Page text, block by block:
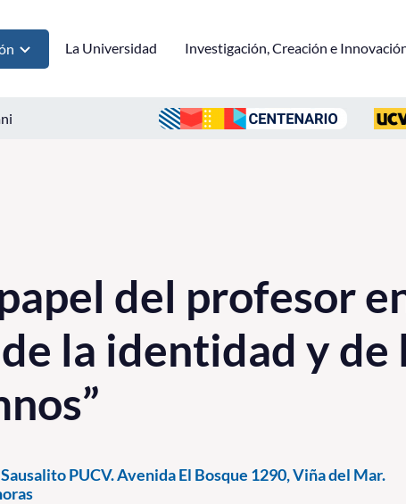
La Universidad Investigación, Creación e
del profesor
la identidad y de
PUCV. Avenida El Bosque 1290, Viña del Mar.